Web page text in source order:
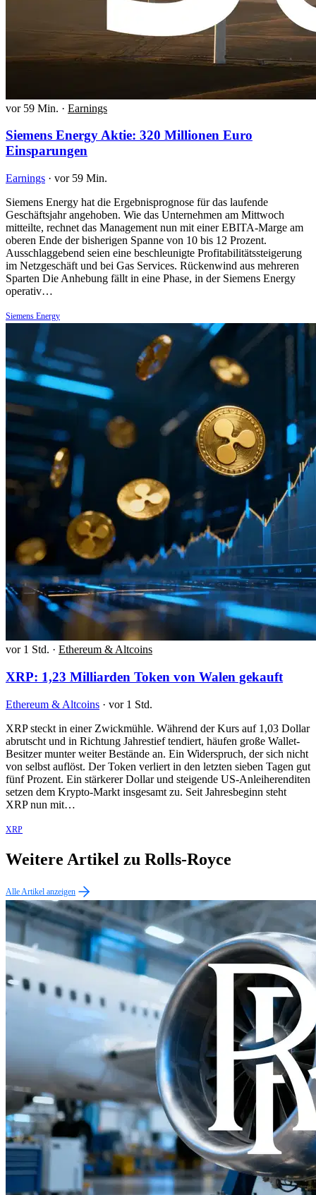
vor 59 Min. · Earnings
Siemens Energy Aktie: 320 Millionen Euro
Einsparungen
Earnings · vor 59 Min.
Siemens Energy hat die Ergebnisprognose für das laufende
Geschäftsjahr angehoben. Wie das Unternehmen am Mittwoch
mitteilte, rechnet das Management nun mit einer EBITA-Marge am
oberen Ende der bisherigen Spanne von 10 bis 12 Prozent.
Ausschlaggebend seien eine beschleunigte Profitabilitätssteigerung
im Netzgeschäft und bei Gas Services. Rückenwind aus mehreren
Sparten Die Anhebung fällt in eine Phase, in der Siemens Energy
operativ…
Siemens Energy
vor 1 Std. · Ethereum & Altcoins
XRP: 1,23 Milliarden Token von Walen gekauft
Ethereum & Altcoins · vor 1 Std.
XRP steckt in einer Zwickmühle. Während der Kurs auf 1,03 Dollar
abrutscht und in Richtung Jahrestief tendiert, häufen große Wallet-
Besitzer munter weiter Bestände an. Ein Widerspruch, der sich nicht
von selbst auflöst. Der Token verliert in den letzten sieben Tagen gut
fünf Prozent. Ein stärkerer Dollar und steigende US-Anleiherenditen
setzen dem Krypto-Markt insgesamt zu. Seit Jahresbeginn steht
XRP nun mit…
XRP
Weitere Artikel zu Rolls-Royce
Alle Artikel anzeigen